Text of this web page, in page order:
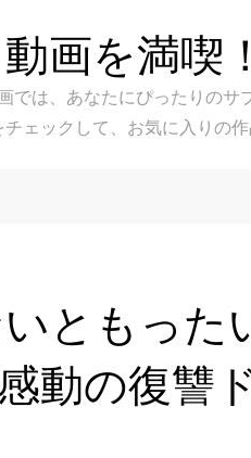
画を満喫
は、あなたにぴったりのサ
ェックして、お気に入りの作
いともっ
動の復讐